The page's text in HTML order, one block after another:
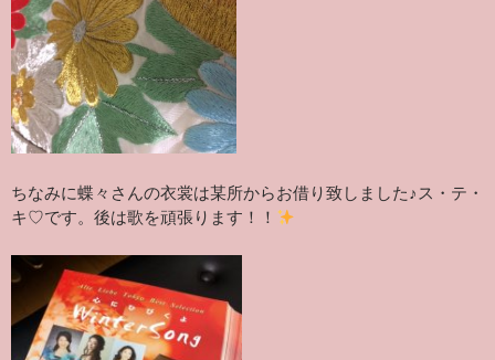
ちなみに蝶々さんの衣裳は某所からお借り致しました♪ス・テ・
キ♡です。後は歌を頑張ります！！